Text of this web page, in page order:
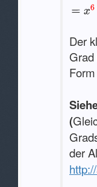
Der
(
der